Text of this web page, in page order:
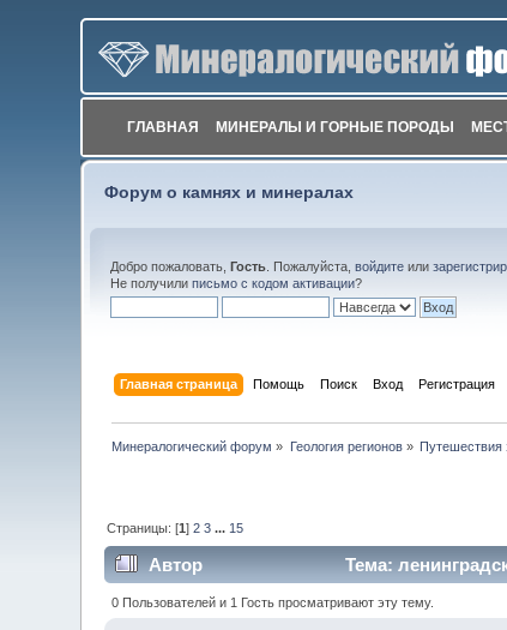
ГЛАВНАЯ МИНЕРАЛЫ И ГОРНЫЕ ПОРОДЫ
Форум о камнях и минералах
Добро пожаловать,Гость . Пожалуйста,войдите или
Не получилиписьмо с кодом активации?
Главная страница Помощь Поиск Вход Регистрация
Минералогический форум » Геология регионов» Путешествия
Страницы: [1]2 3 ... 15
Автор Тема:
0 Пользователей и 1 Гость просматривают эту тему.